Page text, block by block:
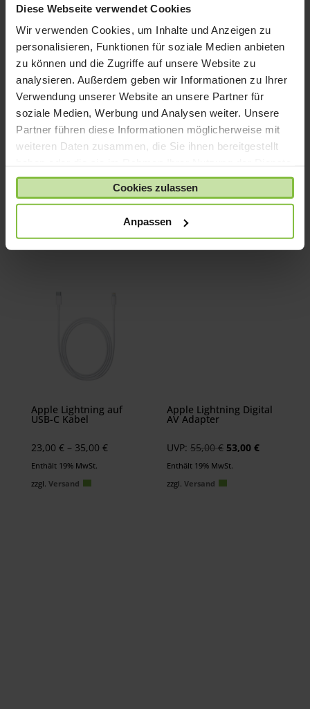
Diese Webseite verwendet Cookies
Wir verwenden Cookies, um Inhalte und Anzeigen zu
personalisieren, Funktionen für soziale Medien anbieten
zu können und die Zugriffe auf unsere Website zu
analysieren. Außerdem geben wir Informationen zu Ihrer
Verwendung unserer Website an unsere Partner für
soziale Medien, Werbung und Analysen weiter. Unsere
Partner führen diese Informationen möglicherweise mit
weiteren Daten zusammen, die Sie ihnen bereitgestellt
gesammelt haben.
Cookies zulassen
Anpassen
Apple Lightning auf
USB 3 Kamera-Adapter
UVP: 45,00€Ursprünglicher
Preis
war:
42,00€Aktueller
Preis
ist:
Enthält 19% MwSt.
Apple Lightning auf
USB Kabel
23,00€ –33,00€Preisspanne:
23,00 €
bis
Enthält 19% MwSt.
zzgl.Versand
Apple Lightning auf
USB-C Kabel
23,00 € – 35,00 €Preisspanne:
Enthält 19% MwSt.
zzgl. Versand
Apple Lightning Digital
AV Adapter
UVP: 55,00€ Ursprünglicher
Preis
war:
53,00€Aktueller
Enthält 19% MwSt.
zzgl.Versand